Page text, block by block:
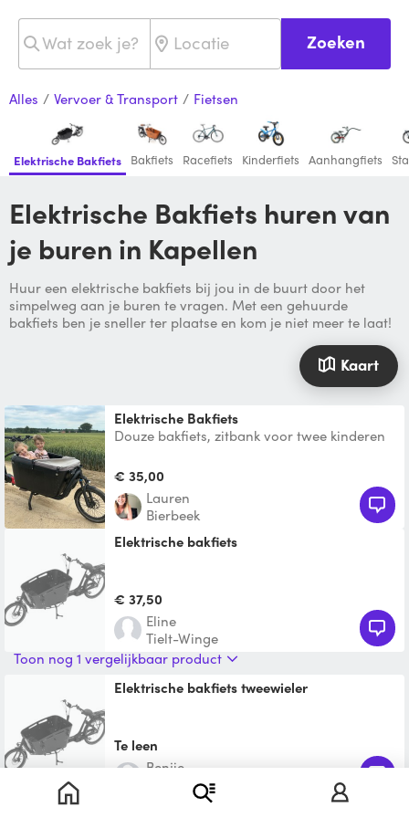
Zoeken
Alles / Vervoer & Transport / Fietsen
Elektrische Bakfiets Bakfiets Racefiets Kinderfiets Aanhangfiets
Elektrische Bakfiets huren van
je buren in Kapellen
Huur een elektrische bakfiets bij jou in de buurt door het
simpelweg aan je buren te vragen. Met een gehuurde
bakfiets ben je sneller ter plaatse en kom je niet meer te laat!
Kaart
Elektrische Bakfiets
Douze bakfiets, zitbank voor twee kinderen
€ 35,00
Lauren
Bierbeek
Elektrische bakfiets
€ 37,50
Eline
Tielt-Winge
Toon nog 1 vergelijkbaar product
Elektrische bakfiets tweewieler
Te leen
Benjie
Toon nog 1 vergelijkbaar product